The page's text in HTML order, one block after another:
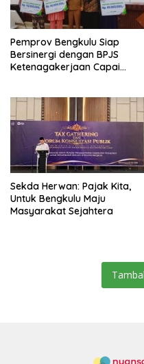
Pemprov Bengkulu Siap
Bersinergi dengan BPJS
Ketenagakerjaan Capai
Sekda Herwan: Pajak Kita,
Untuk Bengkulu Maju
Masyarakat Sejahtera